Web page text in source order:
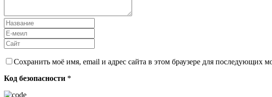
Сохранить моё имя, email и адрес сайта в этом браузере для последующих
Код безопасности *